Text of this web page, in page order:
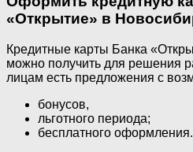
«Открытие» в
Кредитные карты Банка
можно получить для решения
лицам есть предложения с
бонусов,
льготного периода;
бесплатного оформления.